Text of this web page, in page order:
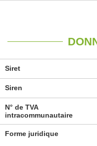
Siret
Siren
N° de TVA
intracommunautaire
Forme juridique